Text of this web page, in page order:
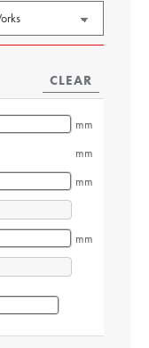
CLEAR
mm
mm
mm
mm